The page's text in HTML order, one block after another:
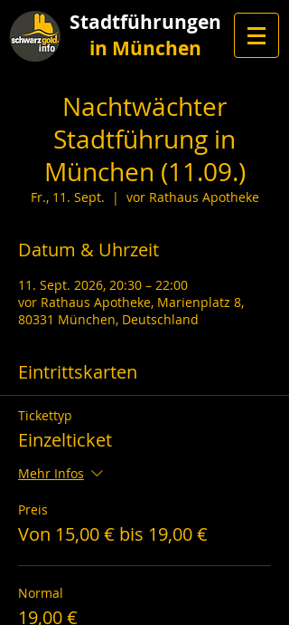
Stadtführungen
in München
Nachtwächter
Stadtführung in
München (11.09.)
Fr., 11. Sept.
  |
vor Rathaus Apotheke
Datum & Uhrzeit
11. Sept. 2026, 20:30 – 22:00
vor Rathaus Apotheke, Marienplatz 8,
80331 München, Deutschland
Eintrittskarten
Tickettyp
Einzelticket
Mehr Infos
Preis
Von 15,00 € bis 19,00 €
Normal
19,00 €